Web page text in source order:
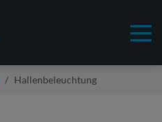
Hallenbeleuchtung